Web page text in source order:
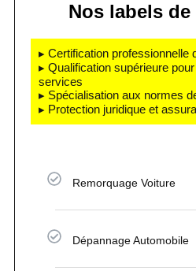
Nos labels
▸ Certification professionnelle
▸ Qualification supérieure
services
▸ Spécialisation aux normes
▸ Protection juridique et
Remorquage Voiture
Dépannage Automobile